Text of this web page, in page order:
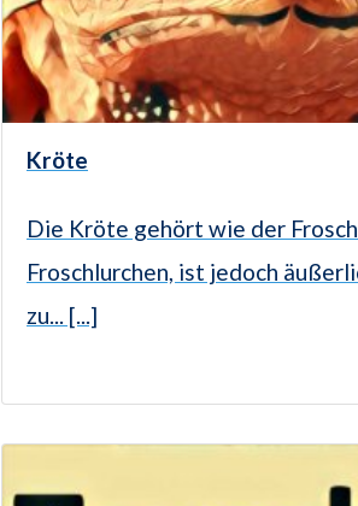
Kröte
Die Kröte gehört wie der
Froschlurchen, ist jedoch
zu... [...]